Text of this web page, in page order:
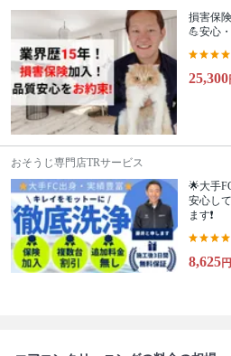
損害保
💪安心・
25,300
おそうじ専門店TRサービス
🌟大手
安心し
ます❗️
8,625円